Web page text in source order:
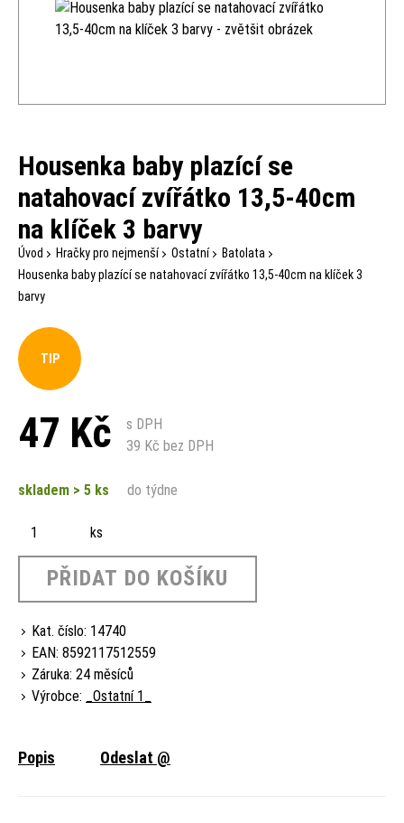
Housenka baby plazící se
natahovací zvířátko 13,5-40cm
na klíček 3 barvy
Úvod Hračky pro nejmenší Ostatní
Batolata
Housenka baby plazící se natahovací zvířátko 13,5-40cm na klíček 3
barvy
TIP
47 Kč
s DPH
39 Kč bez DPH
skladem > 5 ks do týdne
ks
PŘIDAT DO KOŠÍKU
Kat. číslo: 14740
EAN: 8592117512559
Záruka: 24 měsíců
Výrobce:
_Ostatní 1_
Popis Odeslat @